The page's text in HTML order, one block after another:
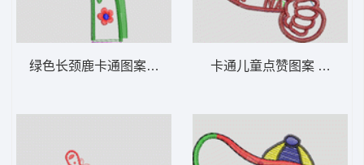
绿色长颈鹿卡通图案 卡通童装章标贴布 卡通儿童点赞